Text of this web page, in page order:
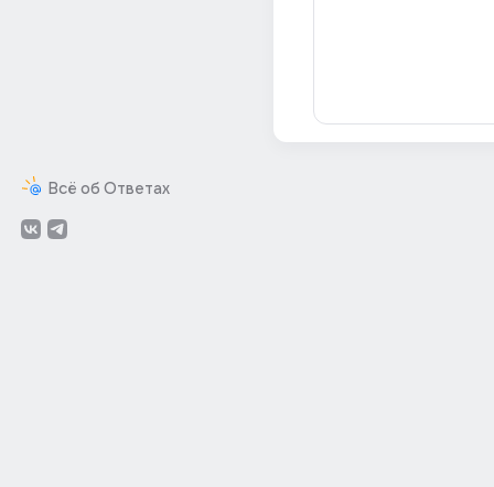
Всё об Ответах